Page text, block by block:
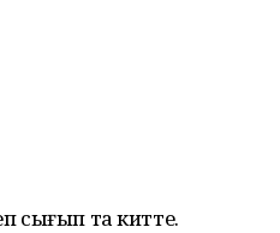
сығып та китте.